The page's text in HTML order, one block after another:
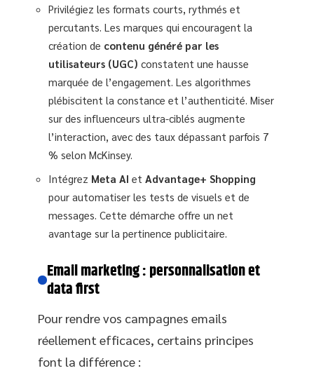
Privilégiez les formats courts, rythmés et
percutants. Les marques qui encouragent la
création de contenu généré par les
utilisateurs (UGC) constatent une hausse
marquée de l’engagement. Les algorithmes
plébiscitent la constance et l’authenticité. Miser
sur des influenceurs ultra-ciblés augmente
l’interaction, avec des taux dépassant parfois 7
% selon McKinsey.
Intégrez Meta AI et Advantage+ Shopping
pour automatiser les tests de visuels et de
messages. Cette démarche offre un net
avantage sur la pertinence publicitaire.
Email marketing : personnalisation et
data first
Pour rendre vos campagnes emails
réellement efficaces, certains principes
font la différence :